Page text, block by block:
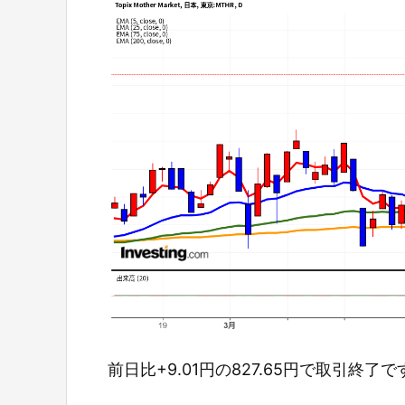
前日比+9.01円の827.65円で取引終了で